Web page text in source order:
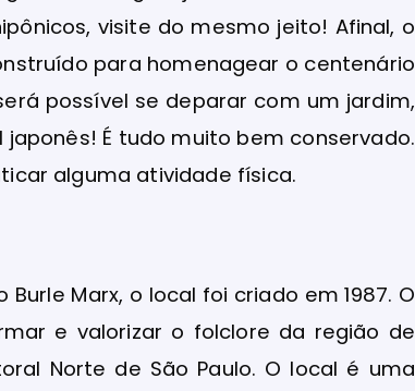
visite do mesmo jeito! Afinal, o
para homenagear o centenário
possível se deparar com um jardim,
É tudo muito bem conservado.
alguma atividade física.
Marx, o local foi criado em 1987. O
e valorizar o folclore da região de
Norte de São Paulo. O local é uma